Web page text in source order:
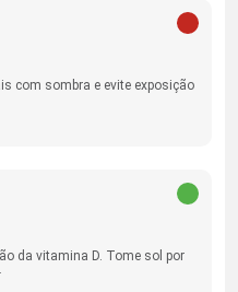
com sombra e evite exposição
da vitamina D. Tome sol por